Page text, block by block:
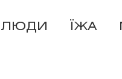
ЛЮДИ ЇЖА